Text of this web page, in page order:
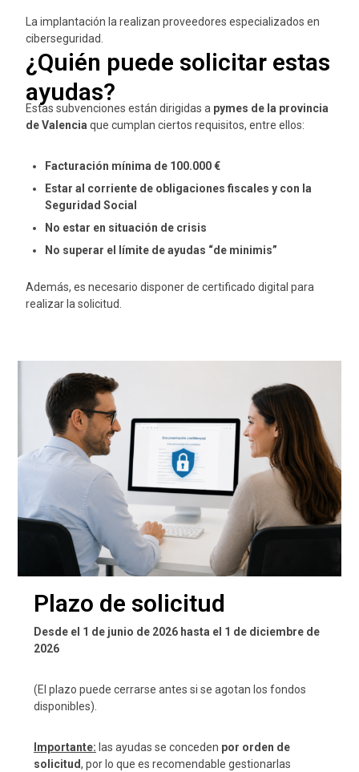
La implantación la realizan proveedores especializados en
ciberseguridad.
¿Quién puede solicitar estas
ayudas?
Estas subvenciones están dirigidas a pymes de la provincia
de Valencia que cumplan ciertos requisitos, entre ellos:
Facturación mínima de 100.000 €
Estar al corriente de obligaciones fiscales y con la
Seguridad Social
No estar en situación de crisis
No superar el límite de ayudas “de minimis”
Además, es necesario disponer de certificado digital para
realizar la solicitud.
Plazo de solicitud
Desde el 1 de junio de 2026 hasta el 1 de diciembre de
2026
(El plazo puede cerrarse antes si se agotan los fondos
disponibles).
Importante: las ayudas se conceden por orden de
solicitud, por lo que es recomendable gestionarlas